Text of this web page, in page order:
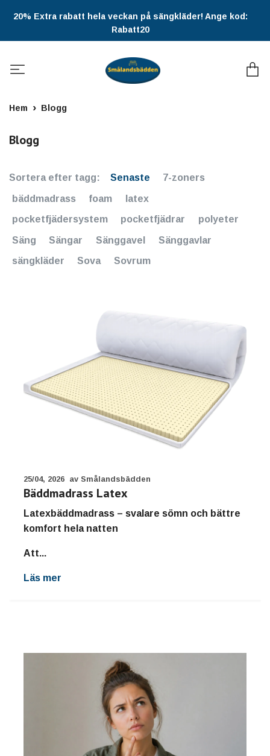
20% Extra rabatt hela veckan på sängkläder! Ange kod:
Rabatt20
Hem Blogg
Blogg
Sortera efter tagg: Senaste 7-zoners
bäddmadrass foam latex
pocketfjädersystem pocketfjädrar polyeter
Säng Sängar Sänggavel Sänggavlar
sängkläder Sova Sovrum
25/04, 2026 av Smålandsbädden
Bäddmadrass Latex
Latexbäddmadrass – svalare sömn och bättre
komfort hela natten
Att...
Läs mer